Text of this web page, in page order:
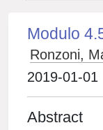
Modulo
Ronzoni,
2019-01-01
Abstract